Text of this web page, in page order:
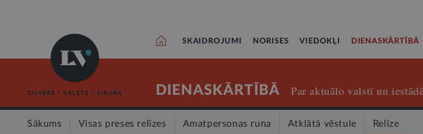
SKAIDROJUMI NORISES VIEDOKĻI DIENASKĀRTĪBĀ
DIENASKĀRTĪBĀ Par aktuālo valstī un
Sākums Visas preses relīzes Amatpersonas runa Atklātā vēstule Relīze